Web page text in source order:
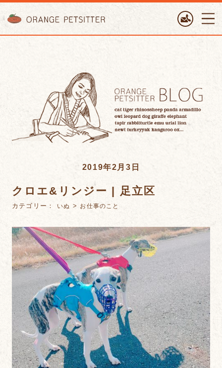
2019年2月3日
クロエ&リンジー | 足立区
カテゴリー： いぬ > お仕事のこと